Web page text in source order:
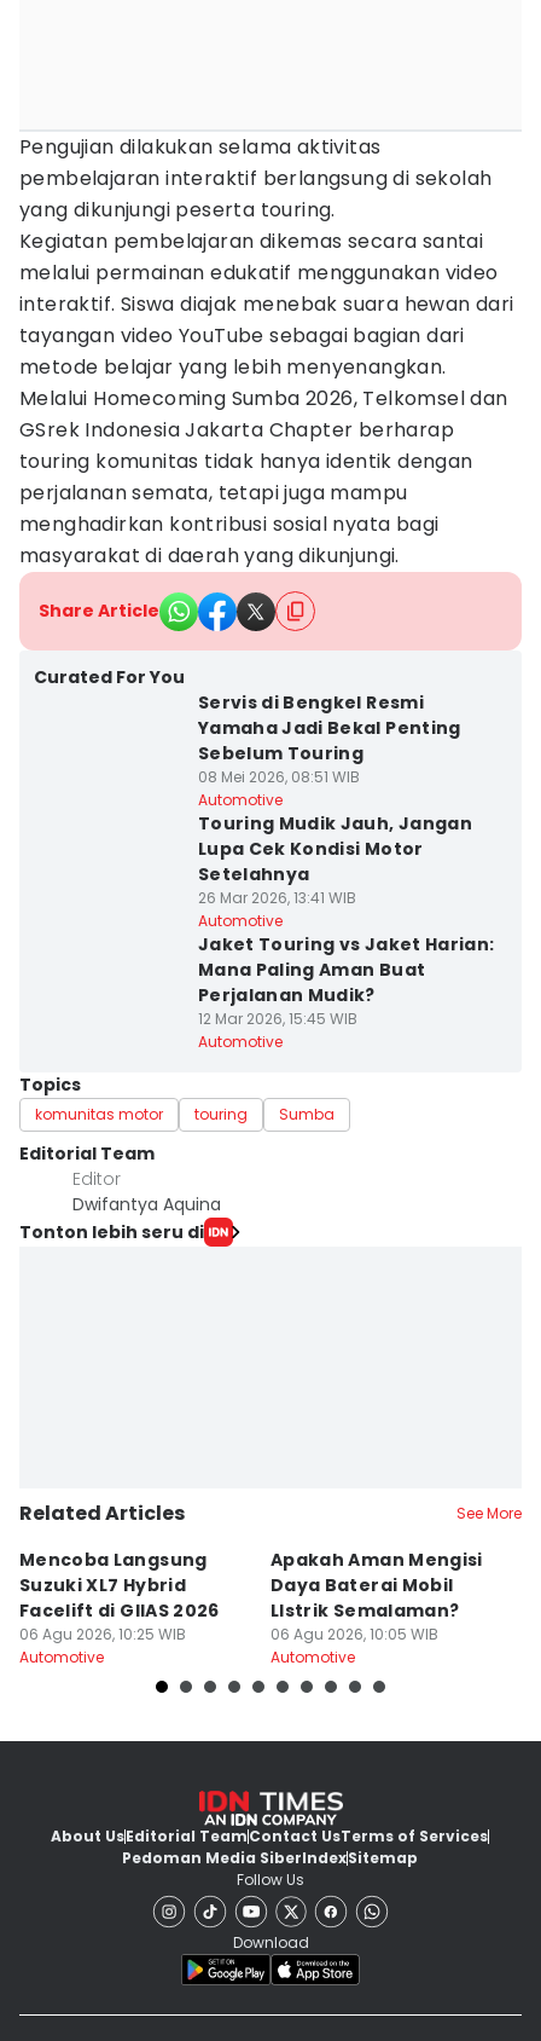
Pengujian dilakukan selama aktivitas
pembelajaran interaktif berlangsung di sekolah
yang dikunjungi peserta touring.
Kegiatan pembelajaran dikemas secara santai
melalui permainan edukatif menggunakan video
interaktif. Siswa diajak menebak suara hewan dari
tayangan video YouTube sebagai bagian dari
metode belajar yang lebih menyenangkan.
Melalui Homecoming Sumba 2026, Telkomsel dan
GSrek Indonesia Jakarta Chapter berharap
touring komunitas tidak hanya identik dengan
perjalanan semata, tetapi juga mampu
menghadirkan kontribusi sosial nyata bagi
masyarakat di daerah yang dikunjungi.
Share Article
Curated For You
Servis di Bengkel Resmi
Yamaha Jadi Bekal Penting
Sebelum Touring
08 Mei 2026, 08:51 WIB
Automotive
Touring Mudik Jauh, Jangan
Lupa Cek Kondisi Motor
Setelahnya
26 Mar 2026, 13:41 WIB
Automotive
Jaket Touring vs Jaket Harian:
Mana Paling Aman Buat
Perjalanan Mudik?
12 Mar 2026, 15:45 WIB
Automotive
Topics
komunitas motor touring Sumba
Editorial Team
Editor
Dwifantya Aquina
Tonton lebih seru di
Related Articles See More
Mencoba Langsung
Suzuki XL7 Hybrid
Facelift di GIIAS 2026
06 Agu 2026, 10:25 WIB
Automotive
Apakah Aman Mengisi
Daya Baterai Mobil
LIstrik Semalaman?
06 Agu 2026, 10:05 WIB
Automotive
About UsEditorial TeamContact UsTerms of Services
Pedoman Media SiberIndexSitemap
Follow Us
Download